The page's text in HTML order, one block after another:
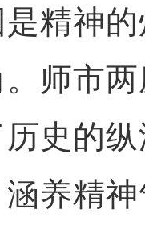
神的
师市
史的
养精